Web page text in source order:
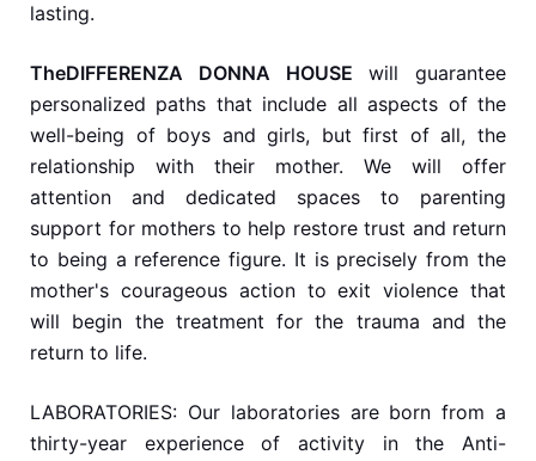
lasting.
TheDIFFERENZA DONNA HOUSE will guarantee
personalized paths that include all aspects of the
well-being of boys and girls, but first of all, the
relationship with their mother. We will offer
attention and dedicated spaces to parenting
support for mothers to help restore trust and return
to being a reference figure. It is precisely from the
mother's courageous action to exit violence that
will begin the treatment for the trauma and the
return to life.
LABORATORIES: Our laboratories are born from a
thirty-year experience of activity in the Anti-